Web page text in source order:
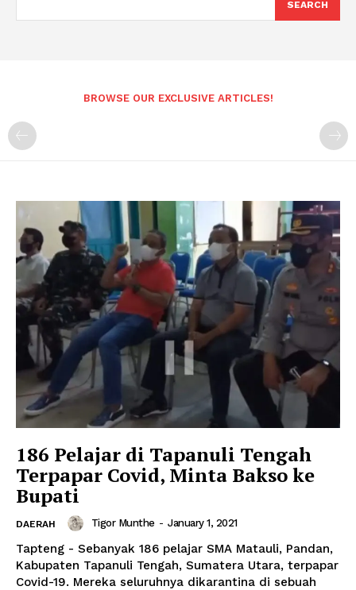
SEARCH
BROWSE OUR EXCLUSIVE ARTICLES!
186 Pelajar di Tapanuli Tengah
Terpapar Covid, Minta Bakso ke
Bupati
DAERAH Tigor Munthe - January 1, 2021
Tapteng - Sebanyak 186 pelajar SMA Matauli, Pandan,
Kabupaten Tapanuli Tengah, Sumatera Utara, terpapar
Covid-19. Mereka seluruhnya dikarantina di sebuah